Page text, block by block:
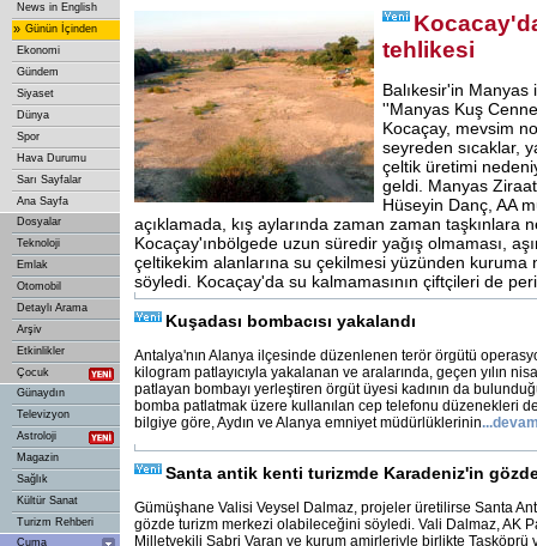
News in English
» Günün İçinden
Ekonomi
Gündem
Siyaset
Dünya
Spor
Hava Durumu
Sarı Sayfalar
Ana Sayfa
Dosyalar
Teknoloji
Emlak
Otomobil
Detaylı Arama
Arşiv
Etkinlikler
Çocuk
Günaydın
Televizyon
Astroloji
Magazin
Sağlık
Kültür Sanat
Turizm Rehberi
Cuma
tehlikesi
Balıkesir'in
''Manyas Kuş
Kocaçay, mevsim
seyreden sıcaklar,
çeltik üretimi
geldi. Manyas Ziraat
Hüseyin Danç, AA
açıklamada, kış aylarında zaman zaman taşkınlara
Kocaçay'ınbölgede uzun süredir yağış olmaması,
çeltikekim alanlarına su çekilmesi yüzünden kuruma
söyledi. Kocaçay'da su kalmamasının çiftçileri de
Kuşadası bombacısı yakalandı
Antalya'nın Alanya ilçesinde düzenlenen terör örgütü
kilogram patlayıcıyla yakalanan ve aralarında, geçen yılın
patlayan bombayı yerleştiren örgüt üyesi kadının da
bomba patlatmak üzere kullanılan cep telefonu düzenekleri
bilgiye göre, Aydın ve Alanya emniyet müdürlüklerinin...
Santa antik kenti turizmde Karadeniz'in
Gümüşhane Valisi Veysel Dalmaz, projeler üretilirse Santa
gözde turizm merkezi olabileceğini söyledi. Vali Dalmaz, AK
Milletvekili Sabri Varan ve kurum amirleriyle birlikte Taşköprü